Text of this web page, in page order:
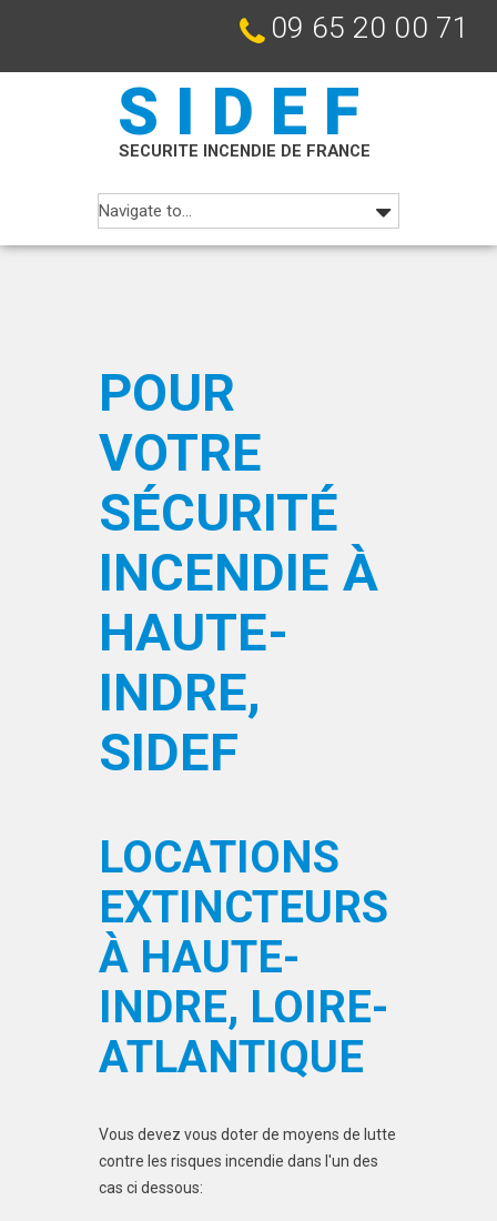
09 65 20 00 71
SIDEF
SECURITE INCENDIE DE FRANCE
POUR
VOTRE
SÉCURITÉ
INCENDIE À
HAUTE-
INDRE,
SIDEF
LOCATIONS
EXTINCTEURS
À HAUTE-
INDRE, LOIRE-
ATLANTIQUE
Vous devez vous doter de moyens de lutte
contre les risques incendie dans l'un des
cas ci dessous: